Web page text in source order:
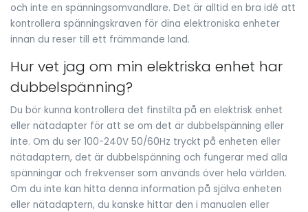
och inte en spänningsomvandlare. Det är alltid en bra idé att
kontrollera spänningskraven för dina elektroniska enheter
innan du reser till ett främmande land.
Hur vet jag om min elektriska enhet har
dubbelspänning?
Du bör kunna kontrollera det finstilta på en elektrisk enhet
eller nätadapter för att se om det är dubbelspänning eller
inte. Om du ser 100-240V 50/60Hz tryckt på enheten eller
nätadaptern, det är dubbelspänning och fungerar med alla
spänningar och frekvenser som används över hela världen.
Om du inte kan hitta denna information på själva enheten
eller nätadaptern, du kanske hittar den i manualen eller